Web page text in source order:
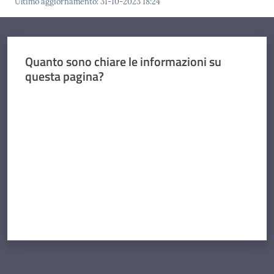
Quanto sono chiare le informazioni su
questa pagina?